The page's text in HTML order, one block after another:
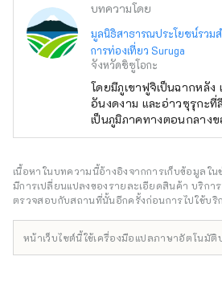
บทความโดย
มูลนิธิสาธารณประโยชน์รวม
การท่องเที่ยว Suruga
จังหวัดชิซูโอกะ
โดยมีภูเขาฟูจิเป็นฉากหลัง
อันงดงาม และอ่าวซุรุกะ
เป็นภูมิภาคทางตอนกลาง
เต็มไปด้วยธรรมชาติอัน
คือแต่ละภูมิภาคผลิตชาตา
ลักษณะเฉพาะของมัน ใน
กลายเป็นวัฒนธรรมของ
ปัญญาของคุณจะถูกกระตุ้
เนื้อหาในบทความนี้อ้างอิงจากการเก็บข้อมูลใ
มีการเปลี่ยนแปลงของรายละเอียดสินค้า บริกา
ตรวจสอบกับสถานที่นั้นอีกครั้งก่อนการไปใช้บริ
หน้าเว็บไซต์นี้ใช้เครื่องมือแปลภาษาอัตโนมัติ